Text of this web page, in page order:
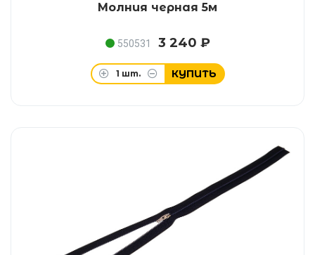
Молния черная 5м
550531 3 240 ₽
1 шт. КУПИТЬ